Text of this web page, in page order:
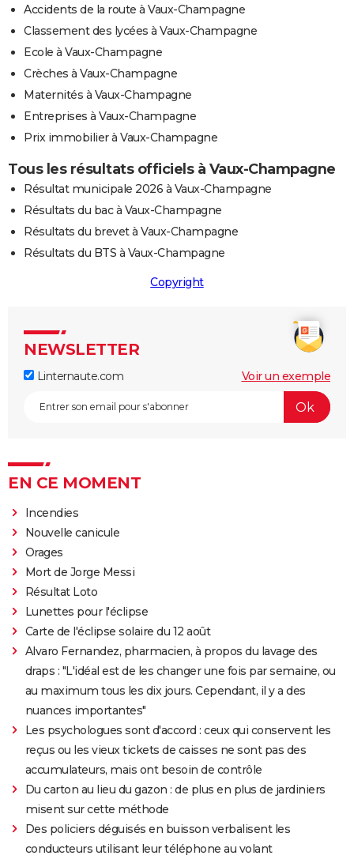
Accidents de la route à Vaux-Champagne
Classement des lycées à Vaux-Champagne
Ecole à Vaux-Champagne
Crèches à Vaux-Champagne
Maternités à Vaux-Champagne
Entreprises à Vaux-Champagne
Prix immobilier à Vaux-Champagne
Tous les résultats officiels à Vaux-Champagne
Résultat municipale 2026 à Vaux-Champagne
Résultats du bac à Vaux-Champagne
Résultats du brevet à Vaux-Champagne
Résultats du BTS à Vaux-Champagne
Copyright
NEWSLETTER
Linternaute.com Voir un exemple
EN CE MOMENT
Incendies
Nouvelle canicule
Orages
Mort de Jorge Messi
Résultat Loto
Lunettes pour l'éclipse
Carte de l'éclipse solaire du 12 août
Alvaro Fernandez, pharmacien, à propos du lavage des
draps : "L'idéal est de les changer une fois par semaine, ou
au maximum tous les dix jours. Cependant, il y a des
nuances importantes"
Les psychologues sont d'accord : ceux qui conservent les
reçus ou les vieux tickets de caisses ne sont pas des
accumulateurs, mais ont besoin de contrôle
Du carton au lieu du gazon : de plus en plus de jardiniers
misent sur cette méthode
Des policiers déguisés en buisson verbalisent les
conducteurs utilisant leur téléphone au volant